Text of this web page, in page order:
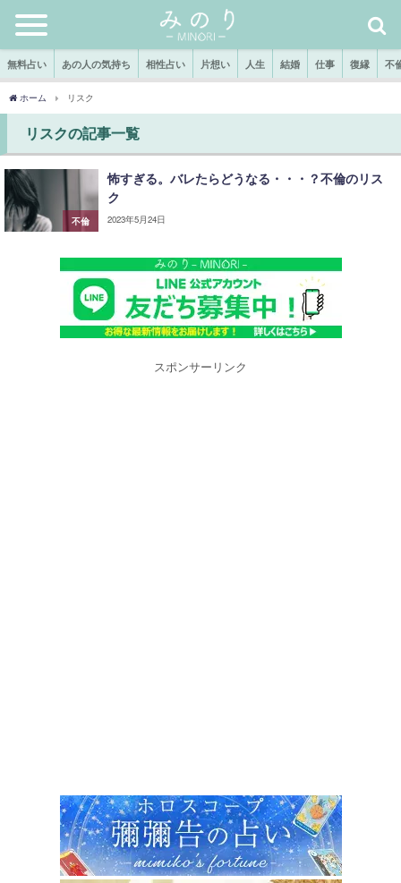
無料占い あの人の気持ち 相性占い 片想い 人生 結婚 仕事 復縁 不
ホーム リスク
リスクの記事一覧
不倫
怖すぎる。バレたらどうなる・・・？不倫のリス
ク
2023年5月24日
スポンサーリンク